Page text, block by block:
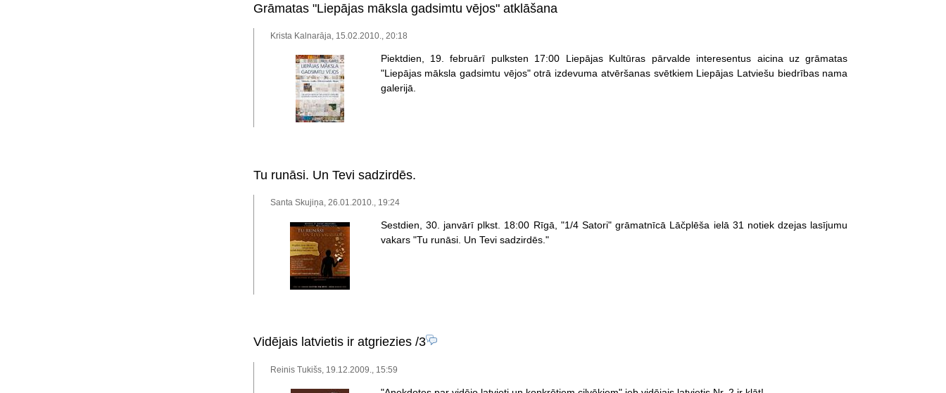
Grāmatas "Liepājas māksla gadsimtu vējos" atklāšana
Krista Kalnarāja, 15.02.2010., 20:18
Piektdien, 19. februārī pulksten 17:00 Liepājas Kultūras pārvalde interesentus aicina uz grāmatas
"Liepājas māksla gadsimtu vējos" otrā izdevuma atvēršanas svētkiem Liepājas Latviešu biedrības nama
galerijā.
Tu runāsi. Un Tevi sadzirdēs.
Santa Skujiņa, 26.01.2010., 19:24
Sestdien, 30. janvārī plkst. 18:00 Rīgā, "1/4 Satori" grāmatnīcā Lāčplēša ielā 31 notiek dzejas lasījumu
vakars "Tu runāsi. Un Tevi sadzirdēs."
Vidējais latvietis ir atgriezies/3
Reinis Tukišs, 19.12.2009., 15:59